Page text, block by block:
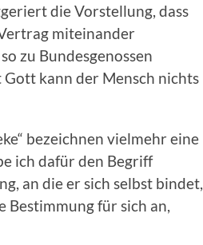
die Vorstellung, dass
miteinander
zu Bundesgenossen
Gott kann der Mensch nichts
bezeichnen vielmehr eine
ich dafür den Begriff
an die er sich selbst bindet,
Bestimmung für sich an,